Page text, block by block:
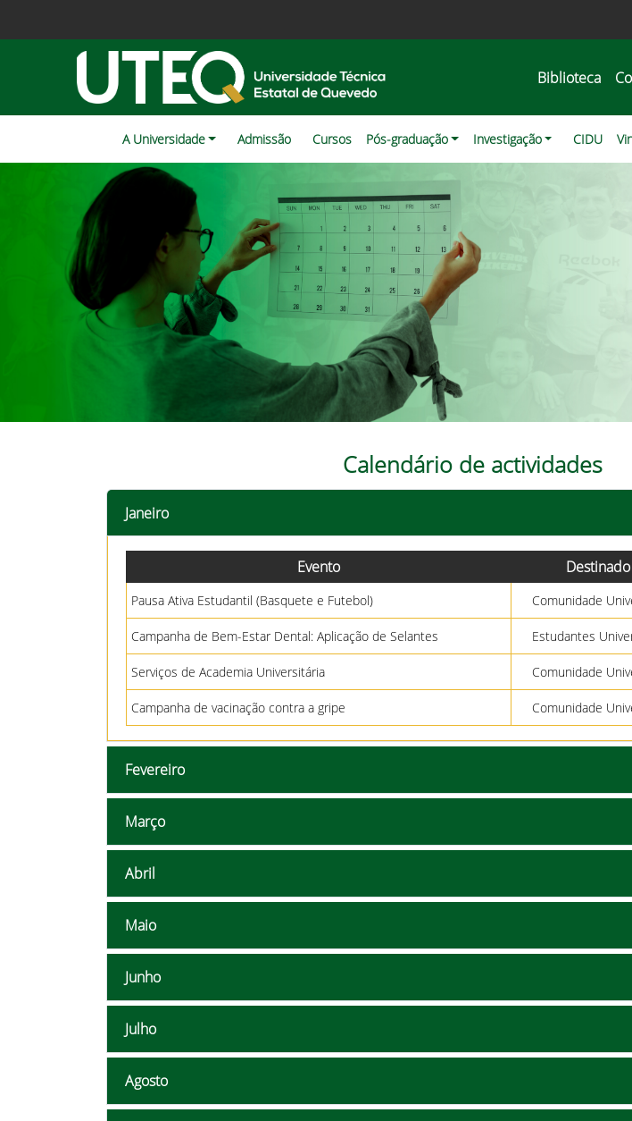
Biblioteca
A Universidade Admissão Cursos Pós-graduação Investigação CIDU
Calendário de actividades
Janeiro
Evento
Pausa Ativa Estudantil (Basquete e Futebol) Comunidade
Campanha de Bem-Estar Dental: Aplicação de Selantes Estudantes
Serviços de Academia Universitária Comunidade
Campanha de vacinação contra a gripe Comunidade
Fevereiro
Março
Abril
Maio
Junho
Julho
Agosto